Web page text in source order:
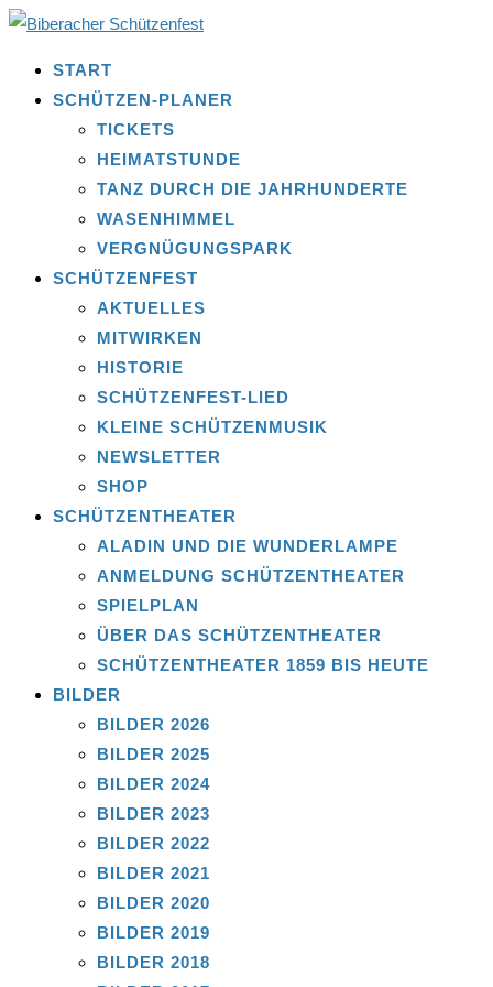
START
SCHÜTZEN-PLANER
TICKETS
HEIMATSTUNDE
TANZ DURCH DIE JAHRHUNDERTE
WASENHIMMEL
VERGNÜGUNGSPARK
SCHÜTZENFEST
AKTUELLES
MITWIRKEN
HISTORIE
SCHÜTZENFEST-LIED
KLEINE SCHÜTZENMUSIK
NEWSLETTER
SHOP
SCHÜTZENTHEATER
ALADIN UND DIE WUNDERLAMPE
ANMELDUNG SCHÜTZENTHEATER
SPIELPLAN
ÜBER DAS SCHÜTZENTHEATER
SCHÜTZENTHEATER 1859 BIS HEUTE
BILDER
BILDER 2026
BILDER 2025
BILDER 2024
BILDER 2023
BILDER 2022
BILDER 2021
BILDER 2020
BILDER 2019
BILDER 2018